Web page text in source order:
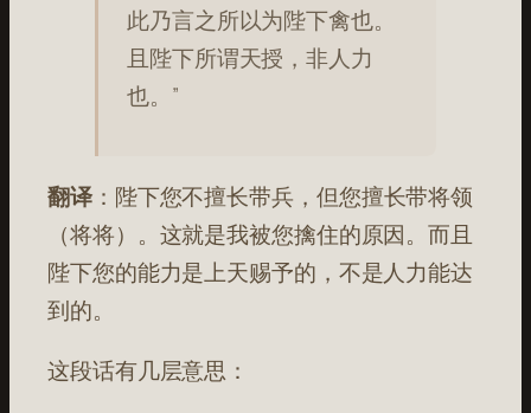
此乃言之所以为陛下禽也。
且陛下所谓天授，非人力
也。”
翻译：陛下您不擅长带兵，但您擅长带将领
（将将）。这就是我被您擒住的原因。而且
陛下您的能力是上天赐予的，不是人力能达
到的。
这段话有几层意思：